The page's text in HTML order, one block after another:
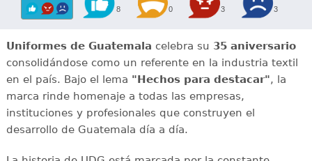
8 0 3 3
Uniformes de Guatemala celebra su 35 aniversario
consolidándose como un referente en la industria textil
en el país. Bajo el lema "Hechos para destacar", la
marca rinde homenaje a todas las empresas,
instituciones y profesionales que construyen el
desarrollo de Guatemala día a día.